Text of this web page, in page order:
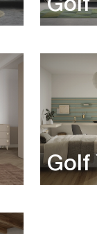
Golf
Golf